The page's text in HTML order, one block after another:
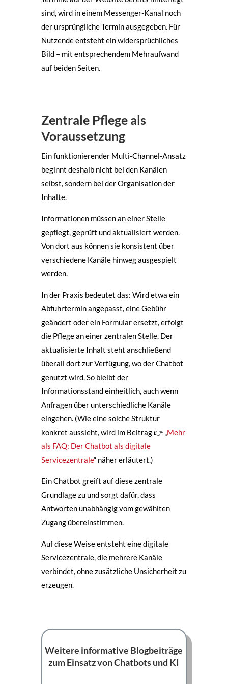
sind, wird in einem Messenger-Kanal noch
der ursprüngliche Termin ausgegeben. Für
Nutzende entsteht ein widersprüchliches
Bild – mit entsprechendem Mehraufwand
auf beiden Seiten.
Zentrale Pflege als
Voraussetzung
Ein funktionierender Multi-Channel-Ansatz
beginnt deshalb nicht bei den Kanälen
selbst, sondern bei der Organisation der
Inhalte.
Informationen müssen an einer Stelle
gepflegt, geprüft und aktualisiert werden.
Von dort aus können sie konsistent über
verschiedene Kanäle hinweg ausgespielt
werden.
In der Praxis bedeutet das: Wird etwa ein
Abfuhrtermin angepasst, eine Gebühr
geändert oder ein Formular ersetzt, erfolgt
die Pflege an einer zentralen Stelle. Der
aktualisierte Inhalt steht anschließend
überall dort zur Verfügung, wo der Chatbot
genutzt wird. So bleibt der
Informationsstand einheitlich, auch wenn
Anfragen über unterschiedliche Kanäle
eingehen. (Wie eine solche Struktur
konkret aussieht, wird im Beitrag 👉 „Mehr
als FAQ: Der Chatbot als digitale
Servicezentrale“ näher erläutert.)
Ein Chatbot greift auf diese zentrale
Grundlage zu und sorgt dafür, dass
Antworten unabhängig vom gewählten
Zugang übereinstimmen.
Auf diese Weise entsteht eine digitale
Servicezentrale, die mehrere Kanäle
verbindet, ohne zusätzliche Unsicherheit zu
erzeugen.
Weitere informative Blogbeiträge
zum Einsatz von Chatbots und KI